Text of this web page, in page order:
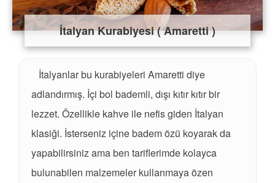
İtalyan Kurabiyesi ( Amaretti )
İtalyanlar bu kurabiyeleri Amaretti diye
adlandırmış. İçi bol bademli, dışı kıtır kıtır bir
lezzet. Özellikle kahve ile nefis giden İtalyan
klasiği. İsterseniz içine badem özü koyarak da
yapabilirsiniz ama ben tariflerimde kolayca
bulunabilen malzemeler kullanmaya özen